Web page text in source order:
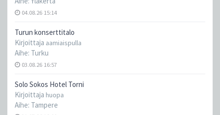
04.08.26 15:14
Turun konserttitalo
Kirjoittaja aamiaispulla
Aihe: Turku
03.08.26 16:57
Solo Sokos Hotel Torni
Kirjoittaja huopa
Aihe: Tampere